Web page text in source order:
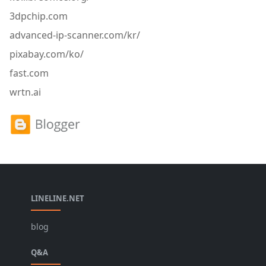
3dpchip.com
advanced-ip-scanner.com/kr/
pixabay.com/ko/
fast.com
wrtn.ai
LINELINE.NET
blog
Q&A